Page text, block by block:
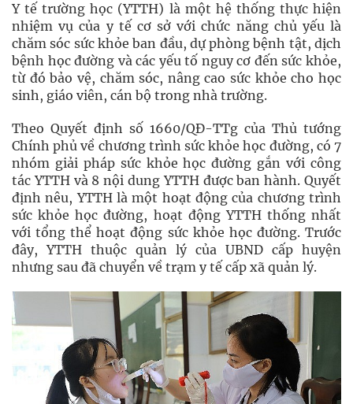
Y tế trường học (YTTH) là một hệ thống thực hiện
nhiệm vụ của y tế cơ sở với chức năng chủ yếu là
chăm sóc sức khỏe ban đầu, dự phòng bệnh tật, dịch
bệnh học đường và các yếu tố nguy cơ đến sức khỏe,
từ đó bảo vệ, chăm sóc, nâng cao sức khỏe cho học
sinh, giáo viên, cán bộ trong nhà trường.
Theo Quyết định số 1660/QĐ-TTg của Thủ tướng
Chính phủ về chương trình sức khỏe học đường, có 7
nhóm giải pháp sức khỏe học đường gắn với công
tác YTTH và 8 nội dung YTTH được ban hành. Quyết
định nêu, YTTH là một hoạt động của chương trình
sức khỏe học đường, hoạt động YTTH thống nhất
với tổng thể hoạt động sức khỏe học đường. Trước
đây, YTTH thuộc quản lý của UBND cấp huyện
nhưng sau đã chuyển về trạm y tế cấp xã quản lý.